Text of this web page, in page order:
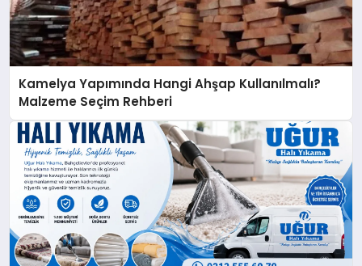
Kamelya Yapımında Hangi Ahşap Kullanılmalı?
Malzeme Seçim Rehberi